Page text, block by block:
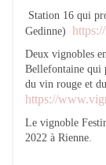
Station 16 qui
Gedinne)
Deux vignobles
Bellefontaine qui
du vin rouge et
https://
Le vignoble
2022 à Rienne.